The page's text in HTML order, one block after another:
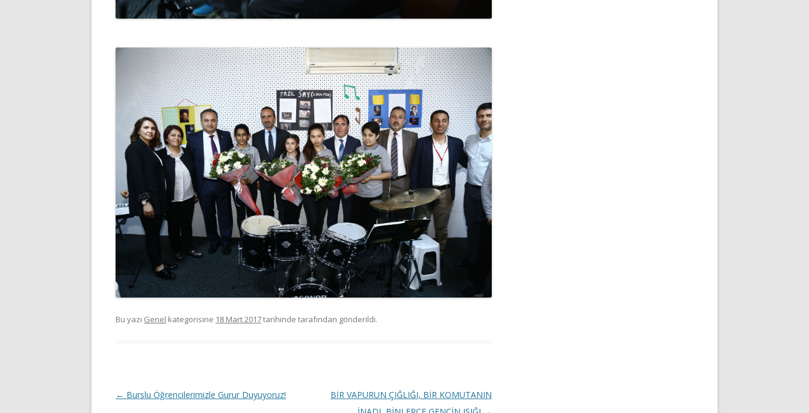
Bu yazı Genel kategorisine 18 Mart 2017tarihinde tarafından gönderildi.
Yazı
← Burslu Öğrencilerimizle Gurur Duyuyoruz!
BİR VAPURUN ÇIĞLIĞI, BİR KOMUTANIN